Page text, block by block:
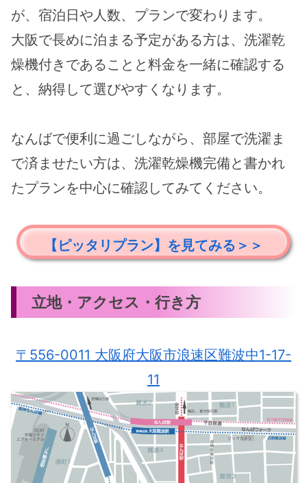
が、宿泊日や人数、プランで変わります。
大阪で長めに泊まる予定がある方は、洗濯乾
燥機付きであることと料金を一緒に確認する
と、納得して選びやすくなります。
なんばで便利に過ごしながら、部屋で洗濯ま
で済ませたい方は、洗濯乾燥機完備と書かれ
たプランを中心に確認してみてください。
【ピッタリプラン】を見てみる＞＞
立地・アクセス・行き方
〒556-0011 大阪府大阪市浪速区難波中1-17-
11